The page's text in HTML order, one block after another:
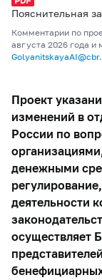
Пояснительная
Комментарии по
августа 2026 года и
Проект
изменений в
России по
денежными
деятельности
осуществляет